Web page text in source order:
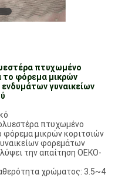
πτυχωμένο
το φόρεμα μικρών
γυναικείων
πτυχωμένο
φόρεμα μικρών κοριτσιών
φορεμάτων
την απαίτηση OEKO-
χρώματος: 3.5~4